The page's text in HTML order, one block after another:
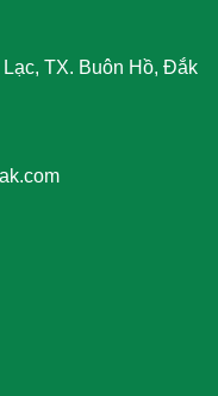
TX. Buôn Hồ, Đắk